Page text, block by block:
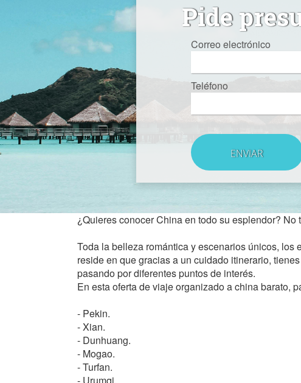
Pide
Correo electrónico
Teléfono
¿Quieres conocer China en todo su esplendor?
Toda la belleza romántica y escenarios únicos,
reside en que gracias a un cuidado itinerario,
pasando por diferentes puntos de interés.
En esta oferta de viaje organizado a china barato,
- Pekin.
- Xian.
- Dunhuang.
- Mogao.
- Turfan.